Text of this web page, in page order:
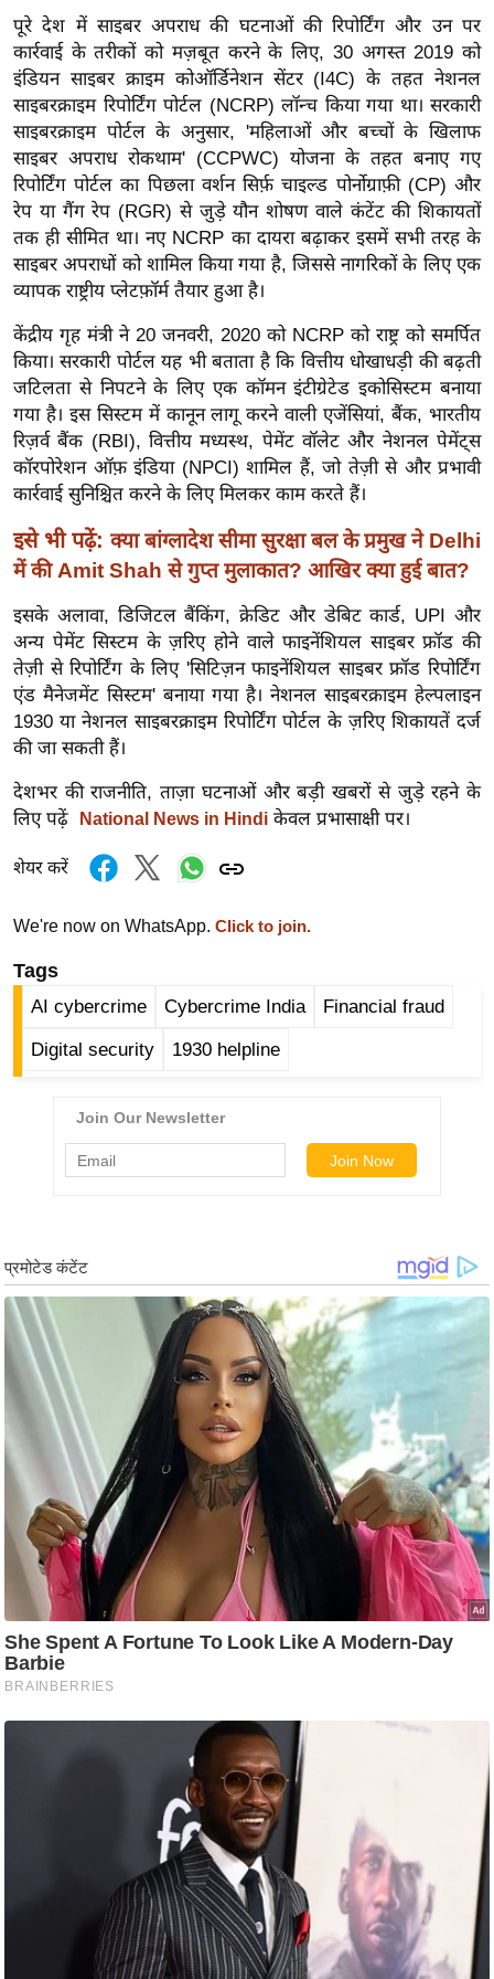
ख्सि
य
त
यं
ग
इं
डि
या
सा
हि
ज
ग
त
ऑ
टो
व
न्यू
ज
ब्री
फ
म
नो
रं
ज
न
ज
त
ली
वु
ली
क्षा
B
r
e
a
g
N
e
w
s
ला
इ
पूरे देश में साइबर अपराध की घटनाओं की रिपोर्टिंग और उन पर
कार्रवाई के तरीकों को मज़बूत करने के लिए, 30 अगस्त 2019 को
इंडियन साइबर क्राइम कोऑर्डिनेशन सेंटर (I4C) के तहत नेशनल
साइबरक्राइम रिपोर्टिंग पोर्टल (NCRP) लॉन्च किया गया था। सरकारी
साइबरक्राइम पोर्टल के अनुसार, 'महिलाओं और बच्चों के खिलाफ
साइबर अपराध रोकथाम' (CCPWC) योजना के तहत बनाए गए
रिपोर्टिंग पोर्टल का पिछला वर्शन सिर्फ़ चाइल्ड पोर्नोग्राफ़ी (CP) और
रेप या गैंग रेप (RGR) से जुड़े यौन शोषण वाले कंटेंट की शिकायतों
तक ही सीमित था। नए NCRP का दायरा बढ़ाकर इसमें सभी तरह के
साइबर अपराधों को शामिल किया गया है, जिससे नागरिकों के लिए एक
व्यापक राष्ट्रीय प्लेटफ़ॉर्म तैयार हुआ है।
केंद्रीय गृह मंत्री ने 20 जनवरी, 2020 को NCRP को राष्ट्र को समर्पित
किया। सरकारी पोर्टल यह भी बताता है कि वित्तीय धोखाधड़ी की बढ़ती
जटिलता से निपटने के लिए एक कॉमन इंटीग्रेटेड इकोसिस्टम बनाया
गया है। इस सिस्टम में कानून लागू करने वाली एजेंसियां, बैंक, भारतीय
रिज़र्व बैंक (RBI), वित्तीय मध्यस्थ, पेमेंट वॉलेट और नेशनल पेमेंट्स
कॉरपोरेशन ऑफ़ इंडिया (NPCI) शामिल हैं, जो तेज़ी से और प्रभावी
कार्रवाई सुनिश्चित करने के लिए मिलकर काम करते हैं।
इसे भी पढ़ें: क्या बांग्लादेश सीमा सुरक्षा बल के प्रमुख ने Delhi
में की Amit Shah से गुप्त मुलाकात? आखिर क्या हुई बात?
इसके अलावा, डिजिटल बैंकिंग, क्रेडिट और डेबिट कार्ड, UPI और
अन्य पेमेंट सिस्टम के ज़रिए होने वाले फाइनेंशियल साइबर फ्रॉड की
तेज़ी से रिपोर्टिंग के लिए 'सिटिज़न फाइनेंशियल साइबर फ्रॉड रिपोर्टिंग
एंड मैनेजमेंट सिस्टम' बनाया गया है। नेशनल साइबरक्राइम हेल्पलाइन
1930 या नेशनल साइबरक्राइम रिपोर्टिंग पोर्टल के ज़रिए शिकायतें दर्ज
की जा सकती हैं।
देशभर की राजनीति, ताज़ा घटनाओं और बड़ी खबरों से जुड़े रहने के
लिए पढ़ें
National News in Hindi केवल प्रभासाक्षी पर।
शेयर करें
We're now on WhatsApp. Click to join.
Tags
AI cybercrime Cybercrime India Financial fraud
Digital security 1930 helpline